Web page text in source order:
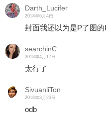
Darth_Lucifer
2018年6月4日
封面我还以为是P了图
searchinC
2018年4月17日
太行了
SivuanliTon
2018年3月23日
odb